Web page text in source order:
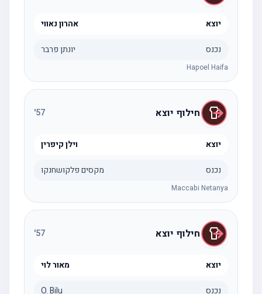
יוצא אהרון נאווי
נכנס יונתן פרבר
Hapoel Haifa
חילוף יוצא 57
'
יוצא וילן קיפרין
נכנס מקסים פלקושחנקו
Maccabi Netanya
חילוף יוצא 57
'
יוצא מאור לוי
נכנס O. Bilu